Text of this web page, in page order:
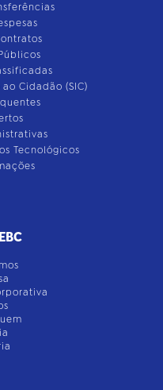
Cidadão (SIC)
Tecnológicos